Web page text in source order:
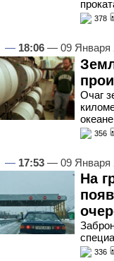
378
— 18:06 — 09 Января
Очаг
океане
356
— 17:53 — 09 Января
На
336